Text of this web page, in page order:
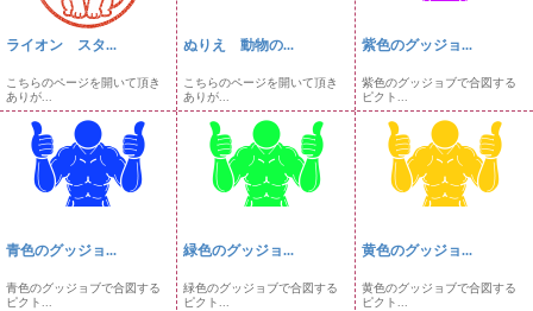
ライオン スタ...
こちらのページを開いて頂き
ありが...
ぬりえ 動物の...
こちらのページを開いて頂き
ありが...
紫色のグッジョ...
紫色のグッジョブで合図する
ピクト...
青色のグッジョ...
青色のグッジョブで合図する
ピクト...
緑色のグッジョ...
緑色のグッジョブで合図する
ピクト...
黄色のグッジョ...
黄色のグッジョブで合図する
ピクト...